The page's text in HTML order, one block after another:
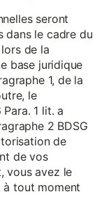
seront
dans le cadre du
de la
base juridique
1, de la
le
1 lit. a
2 BDSG
de
de vos
vous avez le
tout moment